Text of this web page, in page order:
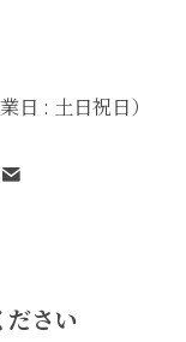
日 : 土日祝日）
ださい